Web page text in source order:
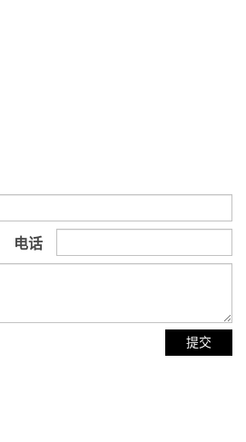
电话
提交